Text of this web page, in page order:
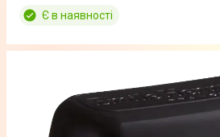
Є в наявності